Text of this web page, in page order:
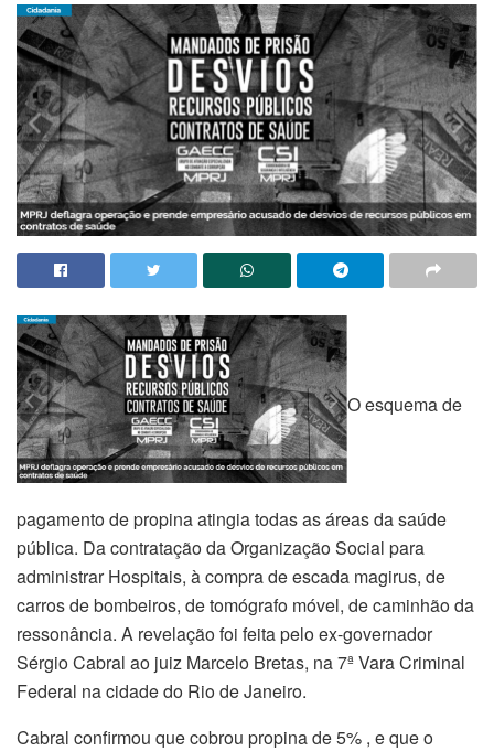
O esquema de
pagamento de propina atingia todas as áreas da saúde
pública. Da contratação da Organização Social para
administrar Hospitais, à compra de escada magirus, de
carros de bombeiros, de tomógrafo móvel, de caminhão da
ressonância. A revelação foi feita pelo ex-governador
Sérgio Cabral ao juiz Marcelo Bretas, na 7ª Vara Criminal
Federal na cidade do Rio de Janeiro.
Cabral confirmou que cobrou propina de 5% , e que o